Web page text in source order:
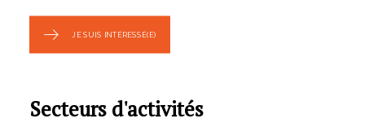
JE SUIS INTÉRESSÉ(E)
Secteurs d'activités